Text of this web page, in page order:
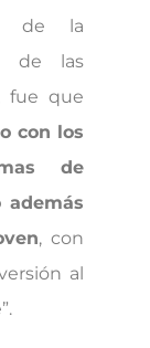
de la
de las
fue que
con los
de
además
, con
al